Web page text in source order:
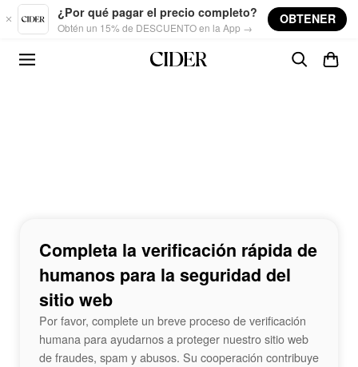
Skip to main content
¿Por qué pagar el precio completo?
Obtén un 15% de DESCUENTO en la App →
OBTENER
Completa la verificación rápida de
humanos para la seguridad del
sitio web
Por favor, complete un breve proceso de verificación
humana para ayudarnos a proteger nuestro sitio web
de fraudes, spam y abusos. Su cooperación contribuye